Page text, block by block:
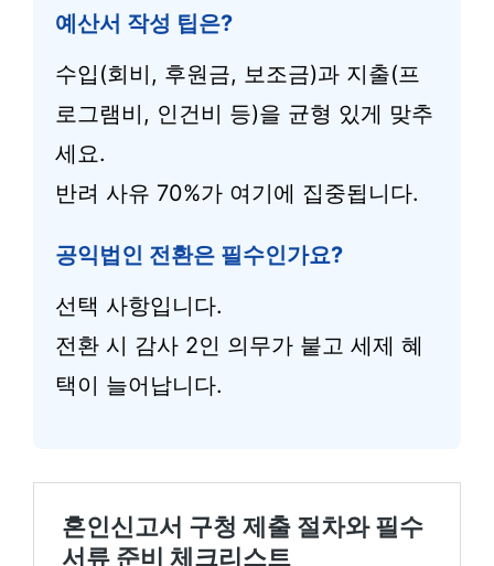
예산서 작성 팁은?
수입(회비, 후원금, 보조금)과 지출(프
로그램비, 인건비 등)을 균형 있게 맞추
세요.
반려 사유 70%가 여기에 집중됩니다.
공익법인 전환은 필수인가요?
선택 사항입니다.
전환 시 감사 2인 의무가 붙고 세제 혜
택이 늘어납니다.